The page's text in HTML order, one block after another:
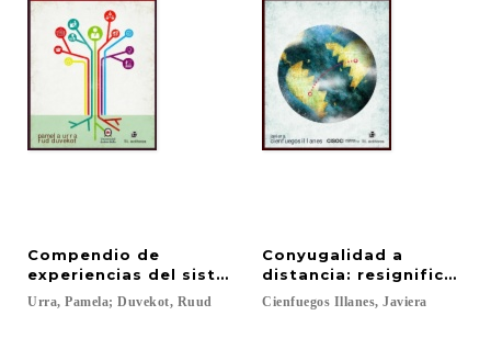
Compendio de
experiencias del sistema de validación de
Urra, Pamela; Duvekot, Ruud
Conyugalidad a
distancia:
Cienfuegos Illanes, Javiera